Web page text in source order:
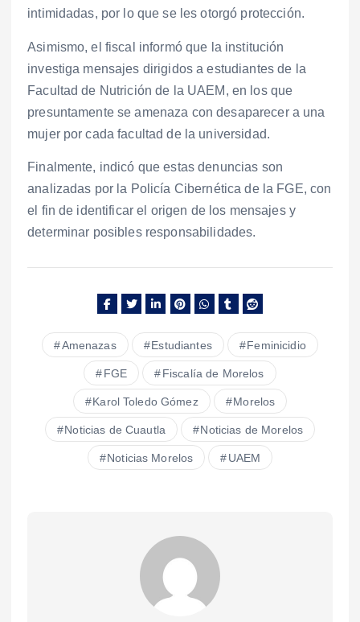
intimidadas, por lo que se les otorgó protección.
Asimismo, el fiscal informó que la institución
investiga mensajes dirigidos a estudiantes de la
Facultad de Nutrición de la UAEM, en los que
presuntamente se amenaza con desaparecer a una
mujer por cada facultad de la universidad.
Finalmente, indicó que estas denuncias son
analizadas por la Policía Cibernética de la FGE, con
el fin de identificar el origen de los mensajes y
determinar posibles responsabilidades.
Amenazas Estudiantes Feminicidio
FGE Fiscalía de Morelos
Karol Toledo Gómez Morelos
Noticias de Cuautla Noticias de Morelos
Noticias Morelos UAEM